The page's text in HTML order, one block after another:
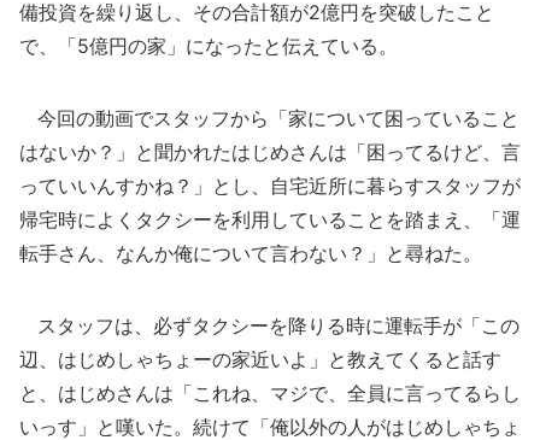
備投資を繰り返し、その合計額が2億円を突破したこと
で、「5億円の家」になったと伝えている。
今回の動画でスタッフから「家について困っていること
はないか？」と聞かれたはじめさんは「困ってるけど、言
っていいんすかね？」とし、自宅近所に暮らすスタッフが
帰宅時によくタクシーを利用していることを踏まえ、「運
転手さん、なんか俺について言わない？」と尋ねた。
スタッフは、必ずタクシーを降りる時に運転手が「この
辺、はじめしゃちょーの家近いよ」と教えてくると話す
と、はじめさんは「これね、マジで、全員に言ってるらし
いっす」と嘆いた。続けて「俺以外の人がはじめしゃちょ